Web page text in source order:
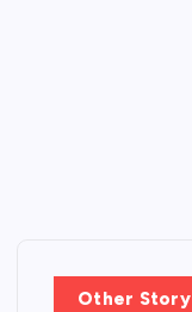
Other Story